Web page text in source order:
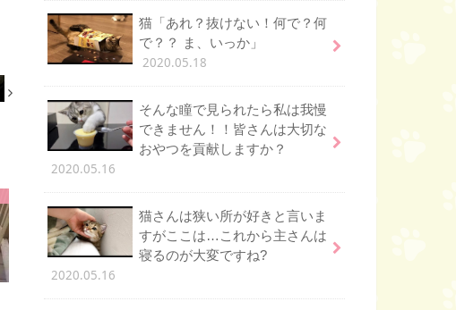
猫「あれ？抜けない！何で？何
で？？ ま、いっか」
2020.05.18
そんな瞳で見られたら私は我慢
できません！！皆さんは大切な
おやつを貢献しますか？
2020.05.16
猫さんは狭い所が好きと言いま
すがここは…これから主さんは
寝るのが大変ですね?
2020.05.16